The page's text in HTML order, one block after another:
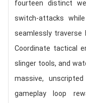
fourteen distinct
switch-attacks
seamlessly
Coordinate tactical
slinger tools, and
massive,
gameplay loop